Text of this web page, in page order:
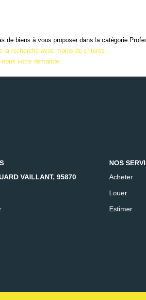
de biens à vous proposer dans la catégorie
la recherche avec moins de critères.
votre demande
VAILLANT, 95870
NOS
Acheter
Louer
Estimer